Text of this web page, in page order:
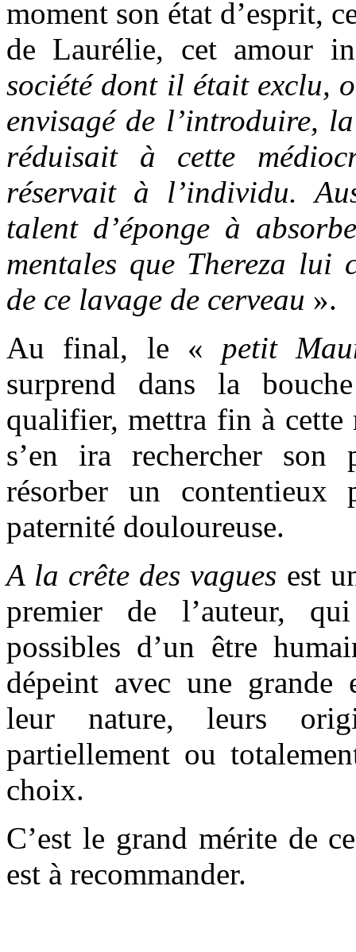
moment son état d’esprit,
de Laurélie, cet amour
société dont il était exclu,
envisagé de l’introduire,
réduisait à cette
réservait à l’individu.
talent d’éponge à
mentales que Thereza lui
de ce lavage de cerveau ».
Au final, le « petit
surprend dans la
qualifier, mettra fin à
s’en ira rechercher son
résorber un contentieux
paternité douloureuse.
A la crête des vagues est
premier de l’auteur,
possibles d’un être
dépeint avec une grande
leur nature, leurs
partiellement ou
choix.
C’est le grand mérite de
est à recommander.